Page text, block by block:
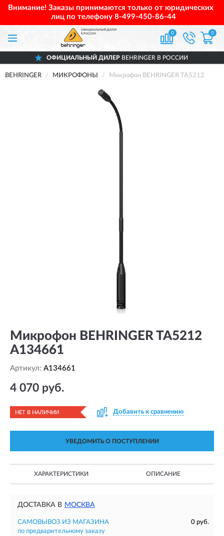
Внимание! Заказы принимаются только от юридических
лиц по телефону 8-499-450-86-44
0 0
ОФИЦИАЛЬНЫЙ ДИЛЕР BEHRINGER В РОССИИ
BEHRINGER МИКРОФОНЫ Микрофон BEHRINGER TA5212
Микрофон BEHRINGER TA5212
A134661
Артикул: A134661
4 070 руб.
НЕТ В НАЛИЧИИ Добавить к сравнению
УВЕДОМИТЬ О ПОСТУПЛЕНИИ
ХАРАКТЕРИСТИКИ ОПИСАНИЕ
ДОСТАВКА В МОСКВА
САМОВЫВОЗ ИЗ МАГАЗИНА
0 руб.
по предварительному заказу